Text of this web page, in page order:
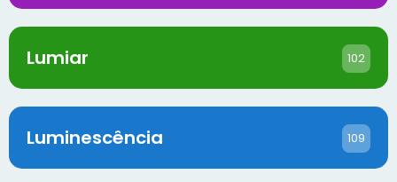
Lumiar 102
Luminescência 109